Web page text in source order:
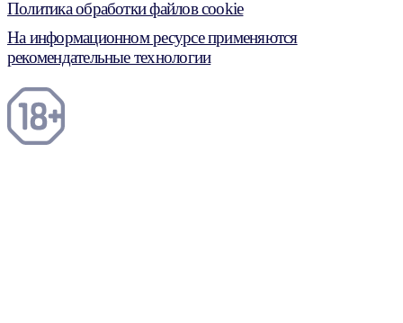
Политика обработки файлов cookie
На информационном ресурсе применяются
рекомендательные технологии